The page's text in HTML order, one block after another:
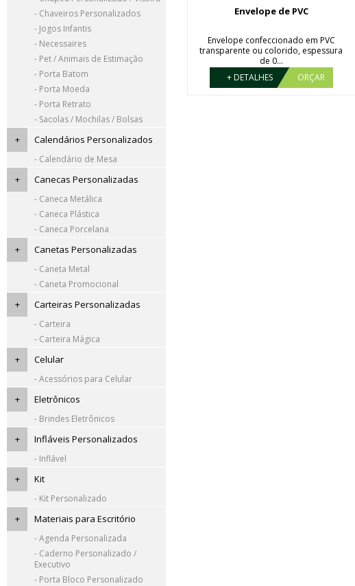
- Chaveiros Personalizados
- Jogos Infantis
- Necessaires
- Pet / Animais de Estimação
- Porta Batom
- Porta Moeda
- Porta Retrato
- Sacolas / Mochilas / Bolsas
+ Calendários Personalizados
- Calendário de Mesa
+ Canecas Personalizadas
- Caneca Metálica
- Caneca Plástica
- Caneca Porcelana
+ Canetas Personalizadas
- Caneta Metal
- Caneta Promocional
+ Carteiras Personalizadas
- Carteira
- Carteira Mágica
+ Celular
- Acessórios para Celular
+ Eletrônicos
- Brindes Eletrônicos
+ Infláveis Personalizados
- Inflável
+ Kit
- Kit Personalizado
+ Materiais para Escritório
- Agenda Personalizada
- Caderno Personalizado /
Executivo
- Porta Bloco Personalizado
Envelope de PVC
Envelope confeccionado em PVC
transparente ou colorido, espessura
de 0...
+ DETALHES
ORÇAR